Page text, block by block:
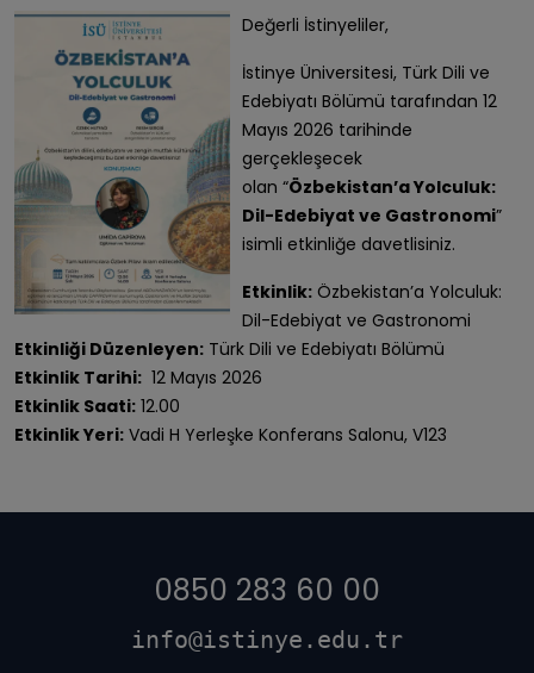
Değerli İstinyeliler,
İstinye Üniversitesi, Türk Dili ve
Edebiyatı Bölümü tarafından 12
Mayıs 2026 tarihinde
gerçekleşecek
olan “Özbekistan’a Yolculuk:
Dil-Edebiyat ve Gastronomi”
isimli etkinliğe davetlisiniz.
Etkinlik:Özbekistan’a Yolculuk:
Dil-Edebiyat ve Gastronomi
Etkinliği Düzenleyen: Türk Dili ve Edebiyatı Bölümü
Etkinlik Tarihi: 12 Mayıs 2026
Etkinlik Saati: 12.00
Etkinlik Yeri: Vadi H Yerleşke Konferans Salonu, V123
0850 283 60 00
info@istinye.edu.tr